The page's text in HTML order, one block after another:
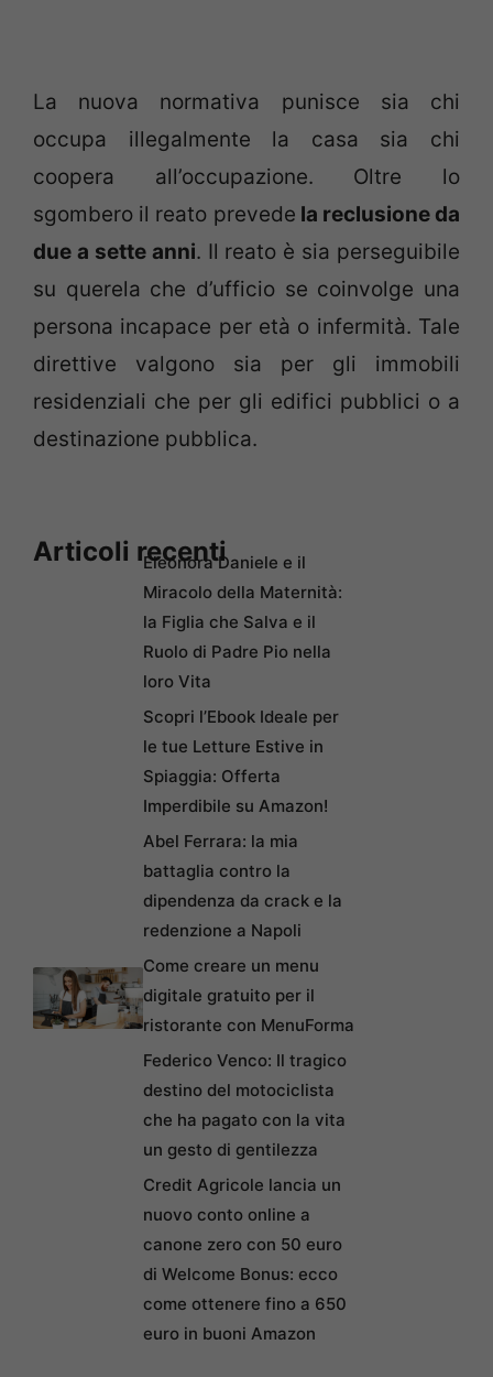
La nuova normativa punisce sia chi
occupa illegalmente la casa sia chi
coopera all’occupazione. Oltre lo
sgombero il reato prevede la reclusione da
due a sette anni. Il reato è sia perseguibile
su querela che d’ufficio se coinvolge una
persona incapace per età o infermità. Tale
direttive valgono sia per gli immobili
residenziali che per gli edifici pubblici o a
destinazione pubblica.
Articoli recentiEleonora Daniele e il
Miracolo della Maternità:
la Figlia che Salva e il
Ruolo di Padre Pio nella
loro Vita
Scopri l’Ebook Ideale per
le tue Letture Estive in
Spiaggia: Offerta
Imperdibile su Amazon!
Abel Ferrara: la mia
battaglia contro la
dipendenza da crack e la
redenzione a Napoli
Come creare un menu
digitale gratuito per il
ristorante con MenuForma
Federico Venco: Il tragico
destino del motociclista
che ha pagato con la vita
un gesto di gentilezza
Credit Agricole lancia un
nuovo conto online a
canone zero con 50 euro
di Welcome Bonus: ecco
come ottenere fino a 650
euro in buoni Amazon